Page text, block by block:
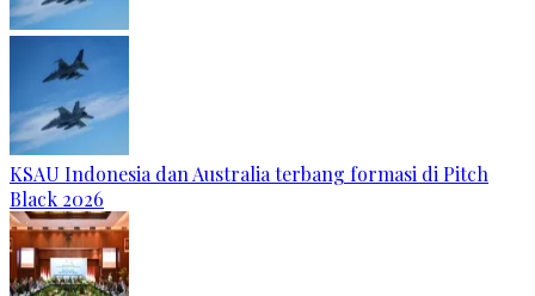
KSAU Indonesia dan Australia terbang formasi di Pitch
Black 2026